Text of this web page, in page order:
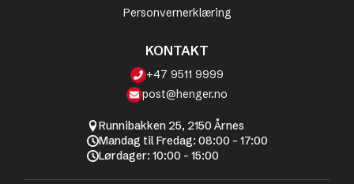
Personvernerklæring
KONTAKT
+47 9511 9999
post@henger.no
Runnibakken 25, 2150 Årnes
Mandag til Fredag: 08:00 - 17:00
Lørdager: 10:00 - 15:00